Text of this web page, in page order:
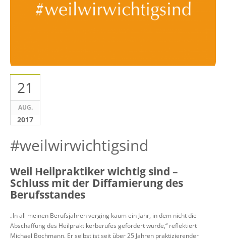
21
AUG.
2017
#weilwirwichtigsind
Weil Heilpraktiker wichtig sind –
Schluss mit der Diffamierung des
Berufsstandes
„In all meinen Berufsjahren verging kaum ein Jahr, in dem nicht die
Abschaffung des Heilpraktikerberufes gefordert wurde,“ reflektiert
Michael Bochmann. Er selbst ist seit über 25 Jahren praktizierender